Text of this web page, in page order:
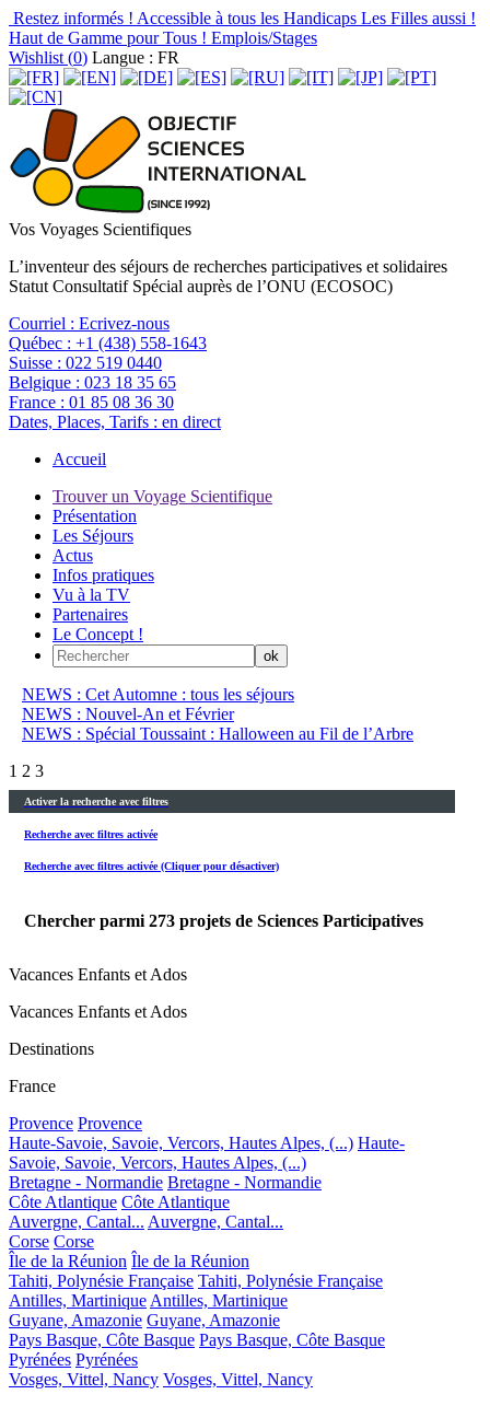
Restez informés ! Accessible à tous les Handicaps Les Filles aussi !
Haut de Gamme pour Tous ! Emplois/Stages
Wishlist (0) Langue : FR
Vos Voyages Scientifiques
L’inventeur des séjours de recherches participatives et solidaires
Statut Consultatif Spécial auprès de l’ONU (ECOSOC)
Courriel : Ecrivez-nous
Québec : +1 (438) 558-1643
Suisse : 022 519 0440
Belgique : 023 18 35 65
France : 01 85 08 36 30
Dates, Places, Tarifs : en direct
Accueil
Trouver un Voyage Scientifique
Présentation
Les Séjours
Actus
Infos pratiques
Vu à la TV
Partenaires
Le Concept !
NEWS : Cet Automne : tous les séjours
NEWS : Nouvel-An et Février
NEWS : Spécial Toussaint : Halloween au Fil de l’Arbre
1 2 3
Activer la recherche avec filtres
Recherche avec filtres activée
Recherche avec filtres activée (Cliquer pour désactiver)
Chercher parmi 273 projets de Sciences Participatives
Vacances Enfants et Ados
Vacances Enfants et Ados
Destinations
France
Provence Provence
Haute-Savoie, Savoie, Vercors, Hautes Alpes, (...) Haute-
Savoie, Savoie, Vercors, Hautes Alpes, (...)
Bretagne - Normandie Bretagne - Normandie
Côte Atlantique Côte Atlantique
Auvergne, Cantal... Auvergne, Cantal...
Corse Corse
Île de la Réunion Île de la Réunion
Tahiti, Polynésie Française Tahiti, Polynésie Française
Antilles, MartiniqueAntilles, Martinique
Guyane, Amazonie Guyane, Amazonie
Pays Basque, Côte Basque Pays Basque, Côte Basque
Pyrénées Pyrénées
Vosges, Vittel, Nancy Vosges, Vittel, Nancy